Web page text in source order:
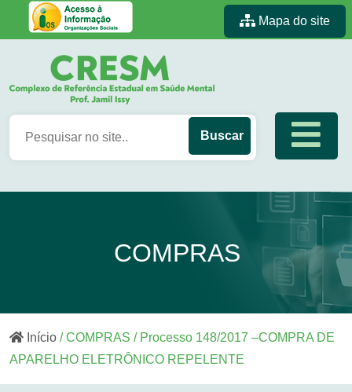
Mapa do site
COMPRAS
Início / COMPRAS / Processo 148/2017 –COMPRA DE
APARELHO ELETRÔNICO REPELENTE